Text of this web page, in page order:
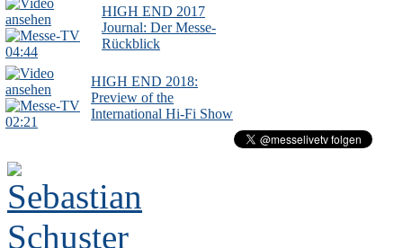
04:44
HIGH END 2017
Journal: Der Messe-
Rückblick
02:21
HIGH END 2018:
Preview of the
International Hi-Fi Show